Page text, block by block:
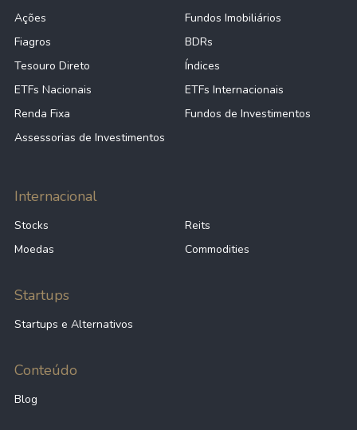
Ações
Fundos Imobiliários
Fiagros
BDRs
Tesouro Direto
Índices
ETFs Nacionais
ETFs Internacionais
Renda Fixa
Fundos de Investimentos
Assessorias de Investimentos
Internacional
Stocks
Reits
Moedas
Commodities
Startups
Startups e Alternativos
Conteúdo
Blog